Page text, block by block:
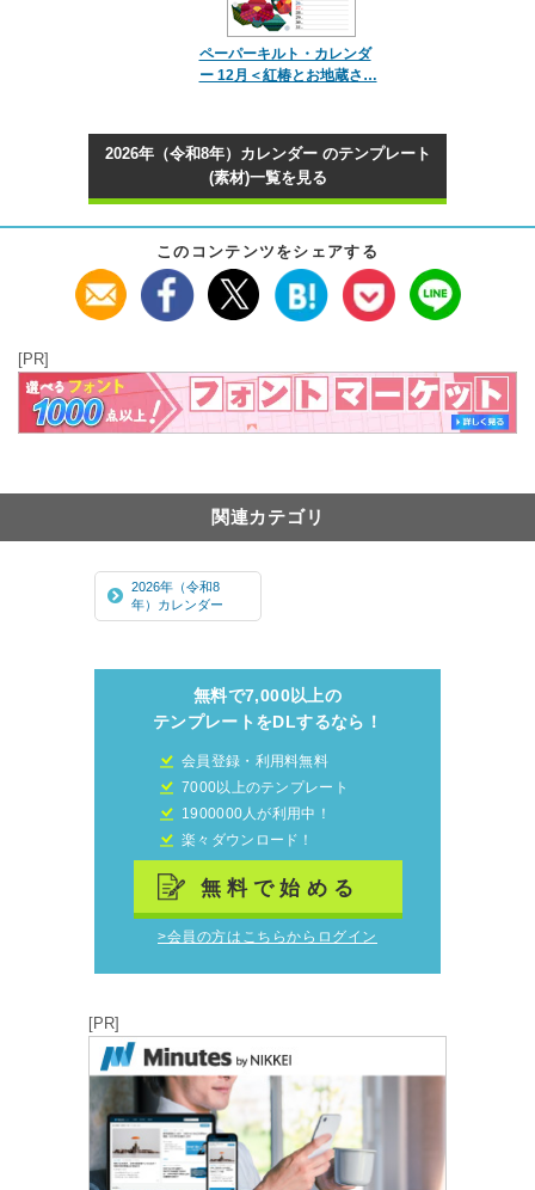
ペーパーキルト・カレンダ
ー 12月＜紅椿とお地蔵さ…
2026年（令和8年）カレンダー のテンプレート
(素材)一覧を見る
このコンテンツをシェアする
[PR]
関連カテゴリ
2026年（令和8
年）カレンダー
無料で7,000以上の
テンプレートをDLするなら！
会員登録・利用料無料
7000以上のテンプレート
1900000人が利用中！
楽々ダウンロード！
無料で始める
>会員の方はこちらからログイン
[PR]